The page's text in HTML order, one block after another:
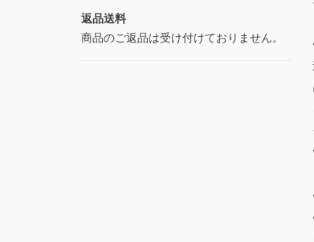
返品送料
商品のご返品は受け付けておりません。